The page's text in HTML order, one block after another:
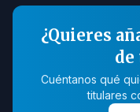
¿Quieres
de
Cuéntanos qué
titulares